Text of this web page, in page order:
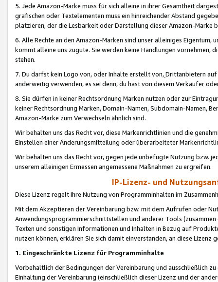
5. Jede Amazon-Marke muss für sich alleine in ihrer Gesamtheit
grafischen oder Textelementen muss ein hinreichender Abstand
platzieren, der die Lesbarkeit oder Darstellung dieser Amazon-Marke
6. Alle Rechte an den Amazon-Marken sind unser alleiniges
kommt alleine uns zugute. Sie werden keine Handlungen vornehmen,
stehen.
7. Du darfst kein Logo von, oder Inhalte erstellt von,Drittanbietern auf
anderweitig verwenden, es sei denn, du hast von diesem Verkäufer
8. Sie dürfen in keiner Rechtsordnung Marken nutzen oder zur
keiner Rechtsordnung Marken, Domain-Namen, Subdomain-Namen,
Amazon-Marke zum Verwechseln ähnlich sind.
Wir behalten uns das Recht vor, diese Markenrichtlinien und die
Einstellen einer Änderungsmitteilung oder überarbeiteter
Wir behalten uns das Recht vor, gegen jede unbefugte Nutzung bzw.
unserem alleinigen Ermessen angemessene Maßnahmen zu ergreifen.
IP-Lizenz- und
Diese Lizenz regelt Ihre Nutzung von Programminhalten im
Mit dem Akzeptieren der Vereinbarung bzw. mit dem Aufrufen oder
Anwendungsprogrammierschnittstellen und anderer Tools (zusammen
Texten und sonstigen Informationen und Inhalten in Bezug auf
nutzen können, erklären Sie sich damit einverstanden, an diese Lizenz
1. Eingeschränkte Lizenz für Programminhalte
Vorbehaltlich der Bedingungen der Vereinbarung und ausschließlich
Einhaltung der Vereinbarung (einschließlich dieser Lizenz und der